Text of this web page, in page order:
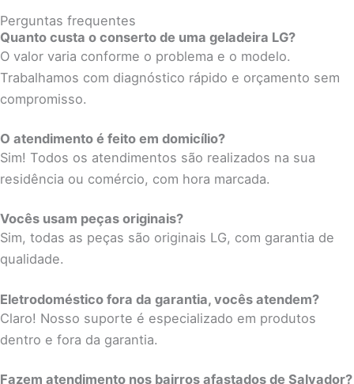
Perguntas frequentes
Quanto custa o conserto de uma geladeira LG?
O valor varia conforme o problema e o modelo.
Trabalhamos com diagnóstico rápido e orçamento sem
compromisso.
O atendimento é feito em domicílio?
Sim! Todos os atendimentos são realizados na sua
residência ou comércio, com hora marcada.
Vocês usam peças originais?
Sim, todas as peças são originais LG, com garantia de
qualidade.
Eletrodoméstico fora da garantia, vocês atendem?
Claro! Nosso suporte é especializado em produtos
dentro e fora da garantia.
Fazem atendimento nos bairros afastados de Salvador?